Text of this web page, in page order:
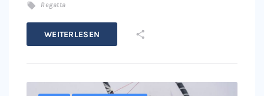
Regatta
WEITERLESEN